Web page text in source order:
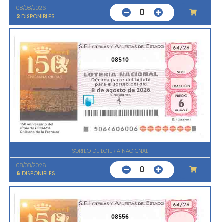
08/08/2026
2 DISPONIBLES 0
08510
SORTEO DE LOTERIA NACIONAL
08/08/2026
6 DISPONIBLES 0
08556